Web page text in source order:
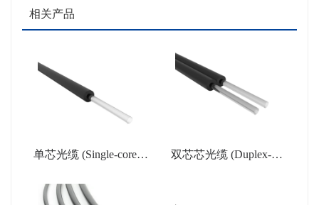
相关产品
单芯光缆 (Single-core pl
le)
双芯芯光缆 (Duplex-cor